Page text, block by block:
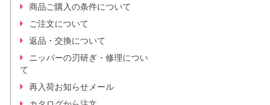
商品ご購入の条件について
ご注文について
返品・交換について
ニッパーの刃研ぎ・修理につい
て
再入荷お知らせメール